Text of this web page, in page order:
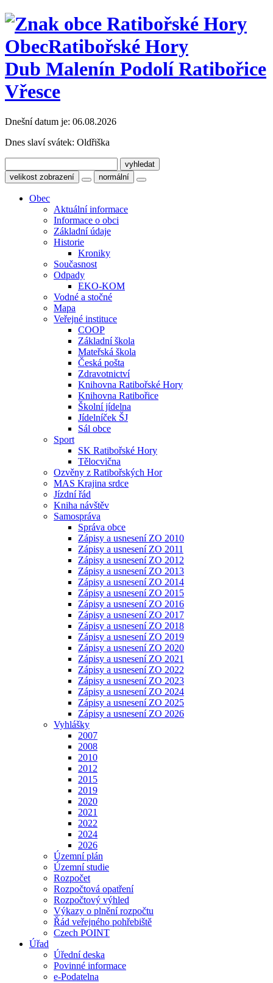
ObecRatibořské Hory
Dub Malenín Podolí Ratibořice
Vřesce
Dnešní datum je: 06.08.2026
Dnes slaví svátek: Oldřiška
velikost zobrazení normální
Obec
Aktuální informace
Informace o obci
Základní údaje
Historie
Kroniky
Současnost
Odpady
EKO-KOM
Vodné a stočné
Mapa
Veřejné instituce
COOP
Základní škola
Mateřská škola
Česká pošta
Zdravotnictví
Knihovna Ratibořské Hory
Knihovna Ratibořice
Školní jídelna
Jídelníček ŠJ
Sál obce
Sport
SK Ratibořské Hory
Tělocvična
Ozvěny z Ratibořských Hor
MAS Krajina srdce
Jízdní řád
Kniha návštěv
Samospráva
Správa obce
Zápisy a usnesení ZO 2010
Zápisy a usnesení ZO 2011
Zápisy a usnesení ZO 2012
Zápisy a usnesení ZO 2013
Zápisy a usnesení ZO 2014
Zápisy a usnesení ZO 2015
Zápisy a usnesení ZO 2016
Zápisy a usnesení ZO 2017
Zápisy a usnesení ZO 2018
Zápisy a usnesení ZO 2019
Zápisy a usnesení ZO 2020
Zápisy a usnesení ZO 2021
Zápisy a usnesení ZO 2022
Zápisy a usnesení ZO 2023
Zápisy a usnesení ZO 2024
Zápisy a usnesení ZO 2025
Zápisy a usnesení ZO 2026
Vyhlášky
2007
2008
2010
2012
2015
2019
2020
2021
2022
2024
2026
Územní plán
Územní studie
Rozpočet
Rozpočtová opatření
Rozpočtový výhled
Výkazy o plnění rozpočtu
Řád veřejného pohřebiště
Czech POINT
Úřad
Úřední deska
Povinné informace
e-Podatelna